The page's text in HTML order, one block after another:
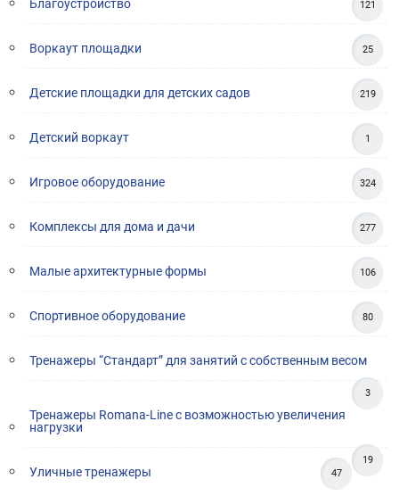
Благоустройство 121
Воркаут площадки 25
Детские площадки для детских садов 219
Детский воркаут 1
Игровое оборудование 324
Комплексы для дома и дачи 277
Малые архитектурные формы 106
Спортивное оборудование 80
Тренажеры “Стандарт” для занятий с собственным весом
3
Тренажеры Romana-Line с возможностью увеличения
нагрузки
19
Уличные тренажеры 47